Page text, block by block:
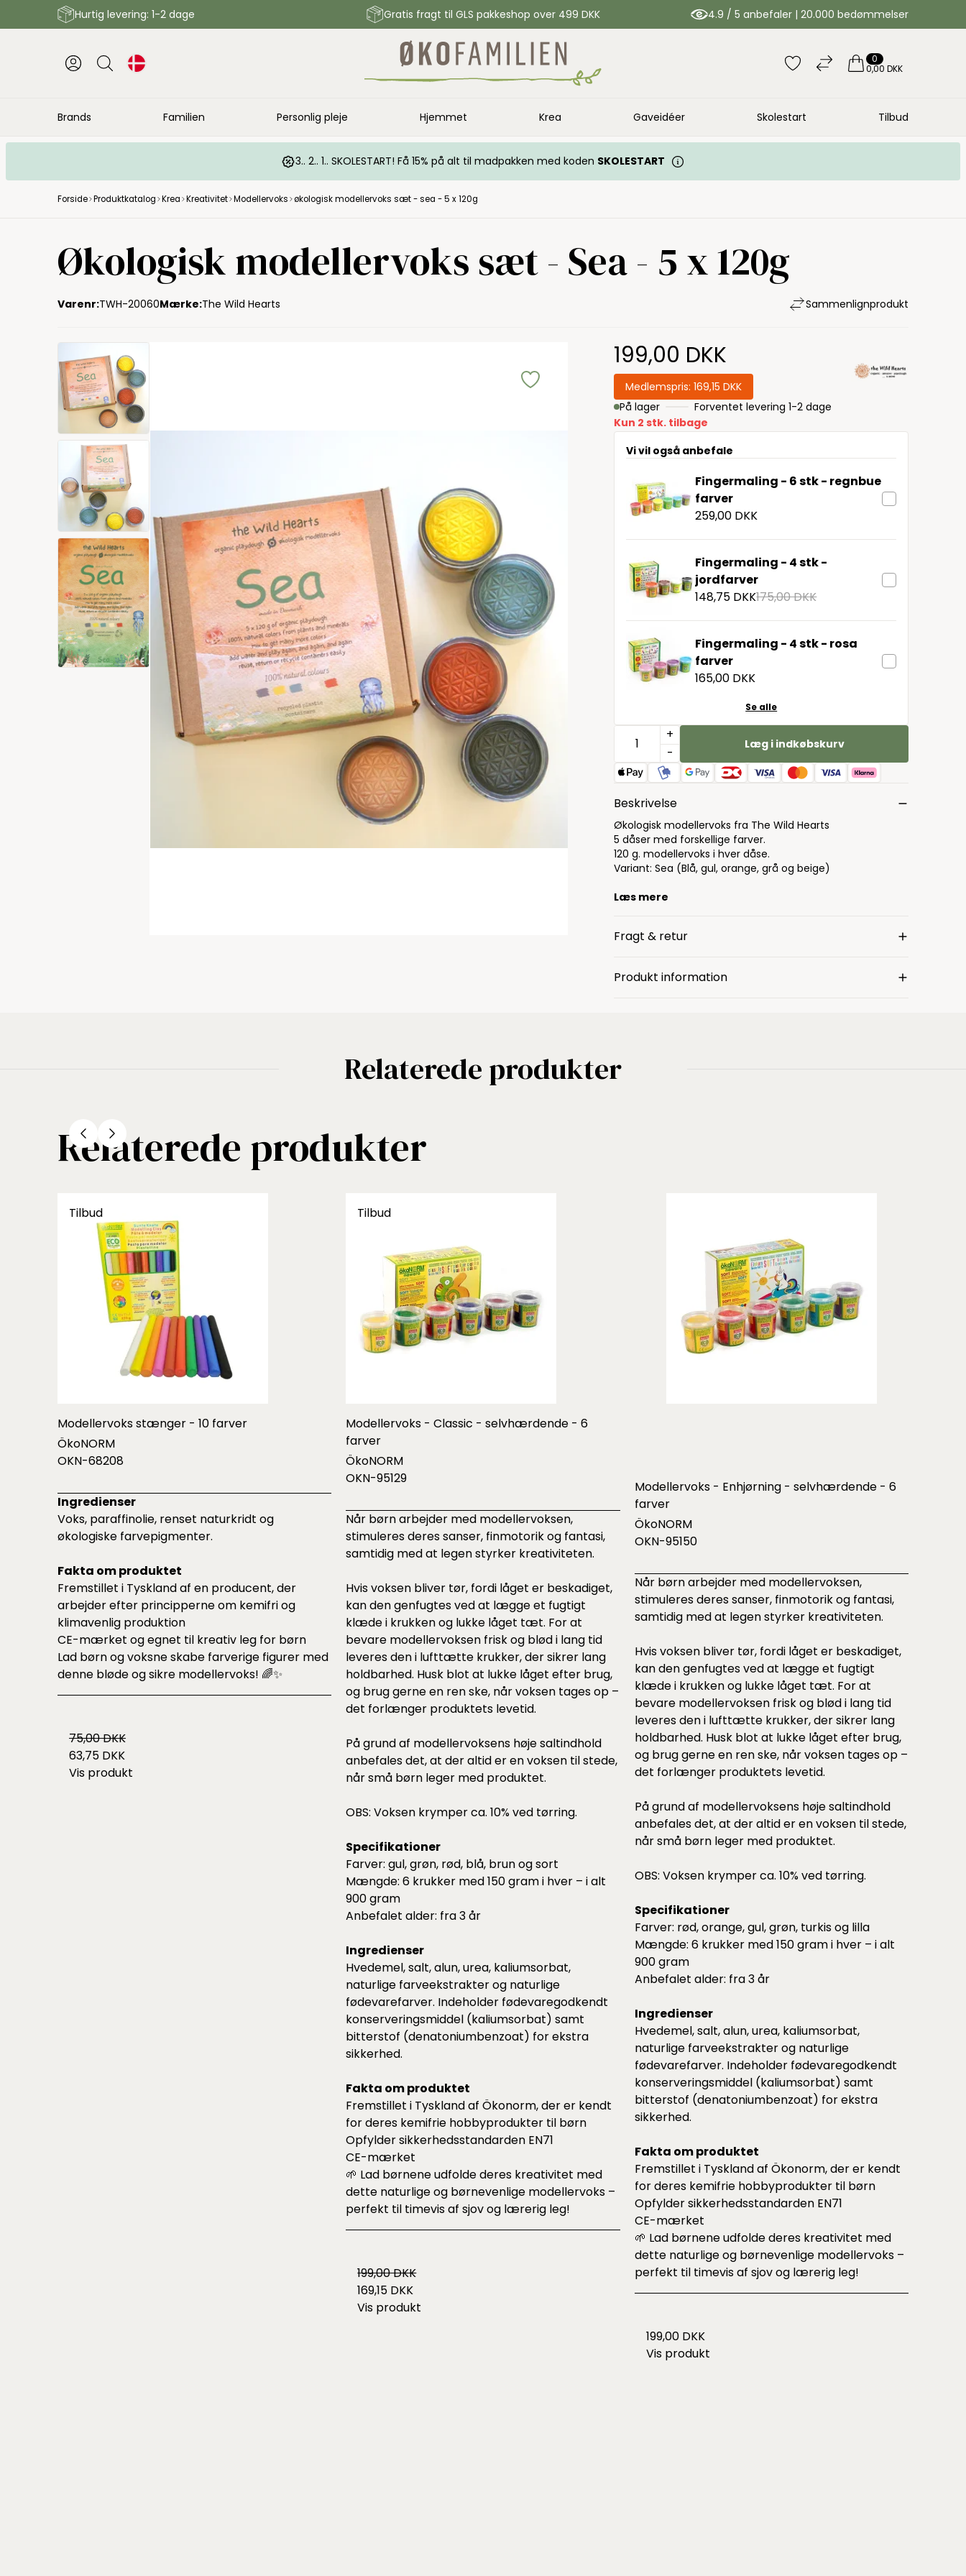
Hurtig levering: 1-2 dage Gratis fragt til GLS pakkeshop over 499 DKK 4.9 / 5 anbefaler | 20.000 bedømmelser
0
0,00 DKK
Brands Familien Personlig pleje Hjemmet Krea Gaveidéer Skolestart Tilbud
3.. 2.. 1.. SKOLESTART! Få 15% på alt til madpakken med koden SKOLESTART
Forside Produktkatalog Krea Kreativitet Modellervoks økologisk modellervoks sæt - sea - 5 x 120g
Økologisk modellervoks sæt - Sea - 5 x 120g
Varenr:TWH-20060Mærke:The Wild Hearts Sammenlignprodukt
199,00 DKK
Medlemspris:169,15 DKK
På lager
Forventet levering 1-2 dage
Kun 2 stk. tilbage
Vi vil også anbefale
Fingermaling - 6 stk - regnbue
farver
259,00 DKK
Fingermaling - 4 stk -
jordfarver
148,75 DKK175,00 DKK
Fingermaling - 4 stk - rosa
farver
165,00 DKK
Se alle
+
-
Læg i indkøbskurv
Beskrivelse
Økologisk modellervoks fra The Wild Hearts
5 dåser med forskellige farver.
120 g. modellervoks i hver dåse.
Variant: Sea (Blå, gul, orange, grå og beige)
Læs mere
Fragt & retur
Produkt information
Relaterede produkter
Relaterede produkter
Tilbud
Modellervoks stænger - 10 farver
ÖkoNORM
OKN-68208
Ingredienser
Voks, paraffinolie, renset naturkridt og
økologiske farvepigmenter.
Fakta om produktet
Fremstillet i Tyskland af en producent, der
arbejder efter principperne om kemifri og
klimavenlig produktion
CE-mærket og egnet til kreativ leg for børn
Lad børn og voksne skabe farverige figurer med
denne bløde og sikre modellervoks! 🌈✨
75,00 DKK
63,75 DKK
Vis produkt
Tilbud
Modellervoks - Classic - selvhærdende - 6
farver
ÖkoNORM
OKN-95129
Når børn arbejder med modellervoksen,
stimuleres deres sanser, finmotorik og fantasi,
samtidig med at legen styrker kreativiteten.
Hvis voksen bliver tør, fordi låget er beskadiget,
kan den genfugtes ved at lægge et fugtigt
klæde i krukken og lukke låget tæt. For at
bevare modellervoksen frisk og blød i lang tid
leveres den i lufttætte krukker, der sikrer lang
holdbarhed. Husk blot at lukke låget efter brug,
og brug gerne en ren ske, når voksen tages op –
det forlænger produktets levetid.
På grund af modellervoksens høje saltindhold
anbefales det, at der altid er en voksen til stede,
når små børn leger med produktet.
OBS: Voksen krymper ca. 10% ved tørring.
Specifikationer
Farver: gul, grøn, rød, blå, brun og sort
Mængde: 6 krukker med 150 gram i hver – i alt
900 gram
Anbefalet alder: fra 3 år
Ingredienser
Hvedemel, salt, alun, urea, kaliumsorbat,
naturlige farveekstrakter og naturlige
fødevarefarver. Indeholder fødevaregodkendt
konserveringsmiddel (kaliumsorbat) samt
bitterstof (denatoniumbenzoat) for ekstra
sikkerhed.
Fakta om produktet
Fremstillet i Tyskland af Ökonorm, der er kendt
for deres kemifrie hobbyprodukter til børn
Opfylder sikkerhedsstandarden EN71
CE-mærket
🌱 Lad børnene udfolde deres kreativitet med
dette naturlige og børnevenlige modellervoks –
perfekt til timevis af sjov og lærerig leg!
199,00 DKK
169,15 DKK
Vis produkt
Modellervoks - Enhjørning - selvhærdende - 6
farver
ÖkoNORM
OKN-95150
Når børn arbejder med modellervoksen,
stimuleres deres sanser, finmotorik og fantasi,
samtidig med at legen styrker kreativiteten.
Hvis voksen bliver tør, fordi låget er beskadiget,
kan den genfugtes ved at lægge et fugtigt
klæde i krukken og lukke låget tæt. For at
bevare modellervoksen frisk og blød i lang tid
leveres den i lufttætte krukker, der sikrer lang
holdbarhed. Husk blot at lukke låget efter brug,
og brug gerne en ren ske, når voksen tages op –
det forlænger produktets levetid.
På grund af modellervoksens høje saltindhold
anbefales det, at der altid er en voksen til stede,
når små børn leger med produktet.
OBS: Voksen krymper ca. 10% ved tørring.
Specifikationer
Farver: rød, orange, gul, grøn, turkis og lilla
Mængde: 6 krukker med 150 gram i hver – i alt
900 gram
Anbefalet alder: fra 3 år
Ingredienser
Hvedemel, salt, alun, urea, kaliumsorbat,
naturlige farveekstrakter og naturlige
fødevarefarver. Indeholder fødevaregodkendt
konserveringsmiddel (kaliumsorbat) samt
bitterstof (denatoniumbenzoat) for ekstra
sikkerhed.
Fakta om produktet
Fremstillet i Tyskland af Ökonorm, der er kendt
for deres kemifrie hobbyprodukter til børn
Opfylder sikkerhedsstandarden EN71
CE-mærket
🌱 Lad børnene udfolde deres kreativitet med
dette naturlige og børnevenlige modellervoks –
perfekt til timevis af sjov og lærerig leg!
199,00 DKK
Vis produkt